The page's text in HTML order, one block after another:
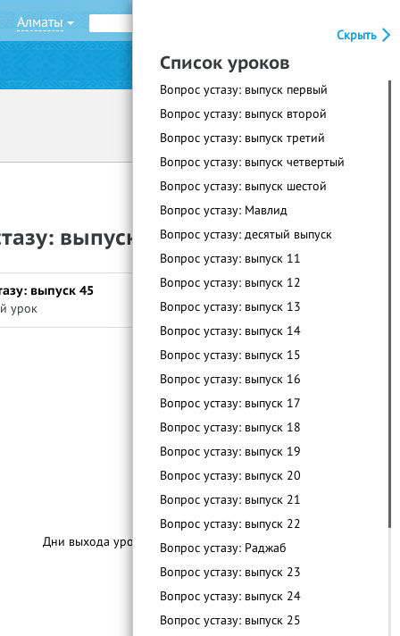
Алматы
Войти | Регистрация
выпуск 46
выпуск 45
урок
Дни выхода уроков: По Мере Выхода
Скрыть
Список уроков
Вопрос устазу: выпуск первый
Вопрос устазу: выпуск второй
Вопрос устазу: выпуск третий
Вопрос устазу: выпуск четвертый
Вопрос устазу: выпуск шестой
Вопрос устазу: Мавлид
Вопрос устазу: десятый выпуск
Вопрос устазу: выпуск 11
Вопрос устазу: выпуск 12
Вопрос устазу: выпуск 13
Вопрос устазу: выпуск 14
Вопрос устазу: выпуск 15
Вопрос устазу: выпуск 16
Вопрос устазу: выпуск 17
Вопрос устазу: выпуск 18
Вопрос устазу: выпуск 19
Вопрос устазу: выпуск 20
Вопрос устазу: выпуск 21
Вопрос устазу: выпуск 22
Вопрос устазу: Раджаб
Вопрос устазу: выпуск 23
Вопрос устазу: выпуск 24
Вопрос устазу: выпуск 25